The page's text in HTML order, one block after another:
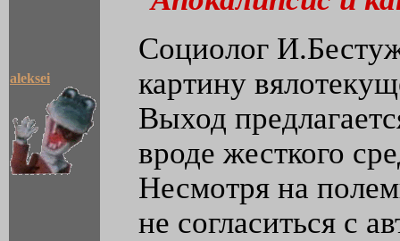
aleksei
Социолог
картину
Выход
вроде жесткого
Несмотря на
не согласиться с